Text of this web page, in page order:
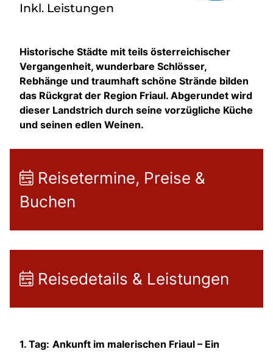
Inkl. Leistungen
Historische Städte mit teils österreichischer
Vergangenheit, wunderbare Schlösser,
Rebhänge und traumhaft schöne Strände bilden
das Rückgrat der Region Friaul. Abgerundet wird
dieser Landstrich durch seine vorzügliche Küche
und seinen edlen Weinen.
Reisetermine, Preise &
Buchen
Reisedetails & Leistungen
1. Tag: Ankunft im malerischen Friaul – Ein